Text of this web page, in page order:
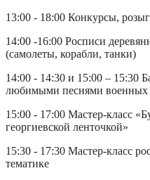
13:00 - 18:00 Конкурсы,
14:00 -16:00 Росписи
(самолеты, корабли, танки)
14:00 - 14:30 и 15:00 –
любимыми песнями военных
15:00 - 17:00 Мастер-класс
георгиевской ленточкой»
15:30 - 17:30 Мастер-класс
тематике